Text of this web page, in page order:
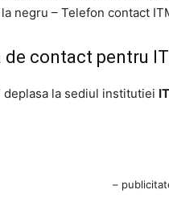
negru – Telefon contact
de contact pentru
la sediul institutiei
–